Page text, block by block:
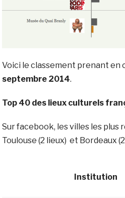
Voici le classement prenant en
septembre 2014.
Top 40 des lieux culturels
Sur facebook, les villes les plus
Toulouse (2 lieux) et Bordeaux
Institution